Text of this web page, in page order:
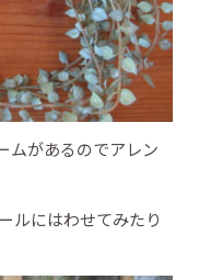
ムがあるのでアレン
ルにはわせてみたり